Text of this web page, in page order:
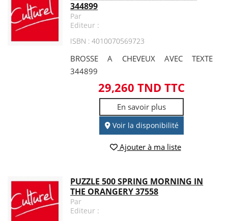
344899
Par
Editeur :
ISBN : 4010070569723
BROSSE A CHEVEUX AVEC TEXTE
344899
29,260 TND TTC
En savoir plus
Voir la disponibilité
Ajouter à ma liste
PUZZLE 500 SPRING MORNING IN
THE ORANGERY 37558
Par
Editeur :